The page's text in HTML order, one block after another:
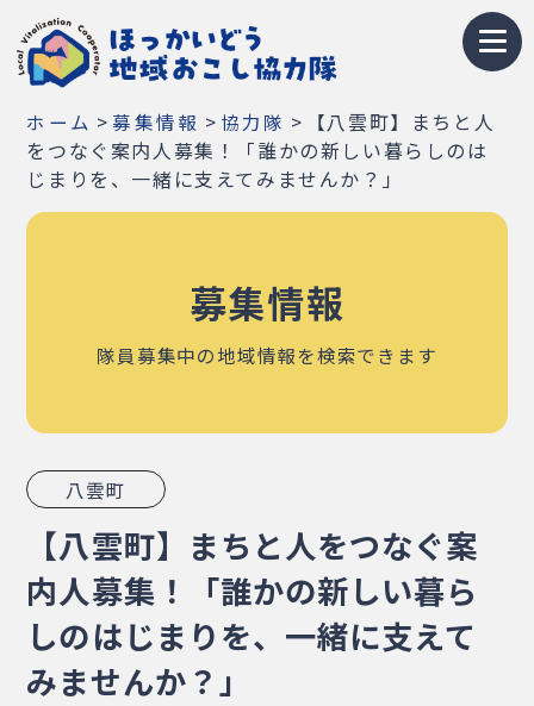
トップページ
地域おこし協力隊とは
募集情報
イベント・研修会
地域紹介
Q&A
・相談窓口
・お問合せ・リンク集
・プライバシーポリシー
・サイトマップ
ホーム > 募集情報 > 協力隊 > 【八雲町】まちと人
をつなぐ案内人募集！「誰かの新しい暮らしのは
じまりを、一緒に支えてみませんか？」
募集情報
隊員募集中の地域情報を検索できます
八雲町
【八雲町】まちと人をつなぐ案
内人募集！「誰かの新しい暮ら
しのはじまりを、一緒に支えて
みませんか？」